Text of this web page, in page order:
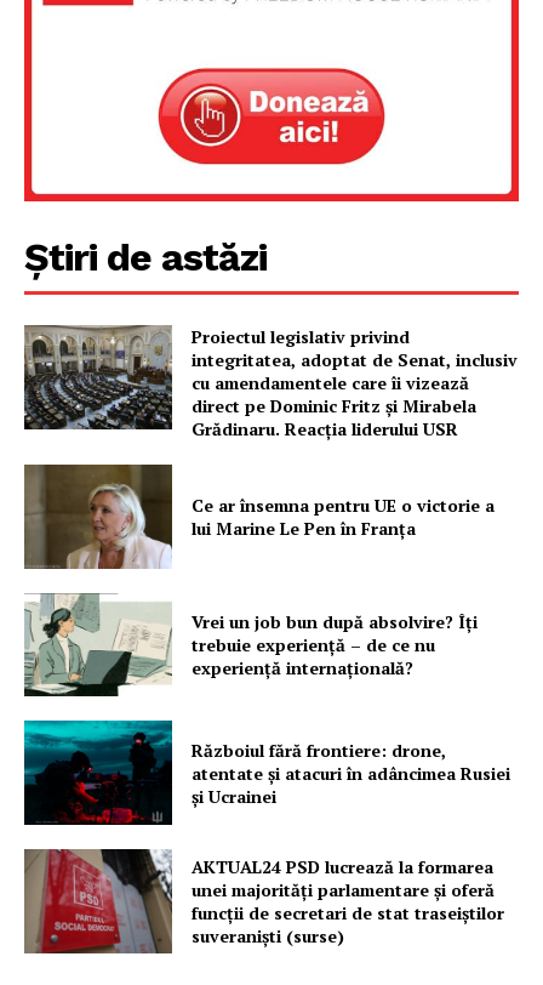
Știri de astăzi
Proiectul legislativ privind
integritatea, adoptat de Senat, inclusiv
cu amendamentele care îi vizează
direct pe Dominic Fritz și Mirabela
Grădinaru. Reacția liderului USR
Ce ar însemna pentru UE o victorie a
lui Marine Le Pen în Franța
Vrei un job bun după absolvire? Îți
trebuie experiență – de ce nu
experiență internațională?
Războiul fără frontiere: drone,
atentate și atacuri în adâncimea Rusiei
și Ucrainei
AKTUAL24 PSD lucrează la formarea
unei majorităţi parlamentare și oferă
funcții de secretari de stat traseiștilor
suveraniști (surse)